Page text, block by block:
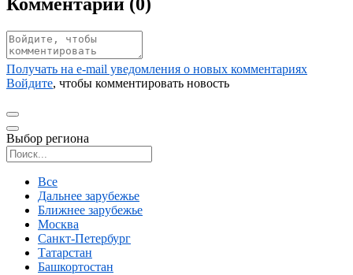
Комментарии (0)
Получать на e‑mail уведомления о новых комментариях
Войдите, чтобы комментировать новость
Выбор региона
Все
Дальнее зарубежье
Ближнее зарубежье
Москва
Санкт-Петербург
Татарстан
Башкортостан